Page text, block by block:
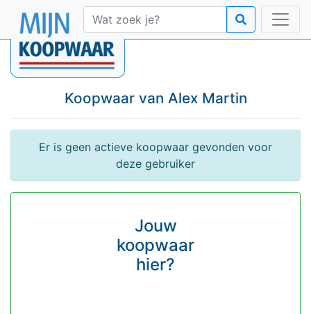
Koopwaar van Alex Martin
Er is geen actieve koopwaar gevonden voor
deze gebruiker
Jouw
koopwaar
hier?